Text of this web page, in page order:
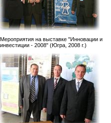
Мероприятия на выставке "Инновации и
инвестиции - 2008" (Югра, 2008 г.)